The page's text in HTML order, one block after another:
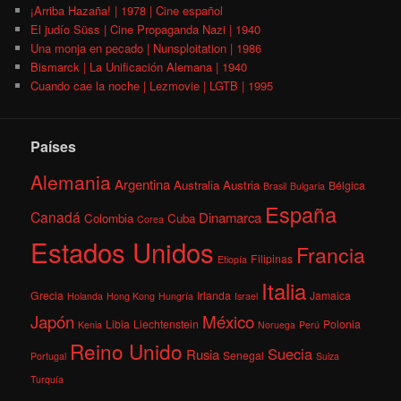
¡Arriba Hazaña! | 1978 | Cine español
El judío Süss | Cine Propaganda Nazi | 1940
Una monja en pecado | Nunsploitation | 1986
Bismarck | La Unificación Alemana | 1940
Cuando cae la noche | Lezmovie | LGTB | 1995
Países
AlemaniaArgentina Australia Austria Brasil Bulgaria Bélgica
Canadá Colombia Corea Cuba Dinamarca España
Estados Unidos Etiopía Filipinas Francia
Grecia Holanda Hong Kong Hungría Irlanda Israel Italia Jamaica
Japón Kenia Libia Liechtenstein México Noruega Perú Polonia
Portugal Reino Unido Rusia Senegal Suecia Suiza
Turquía